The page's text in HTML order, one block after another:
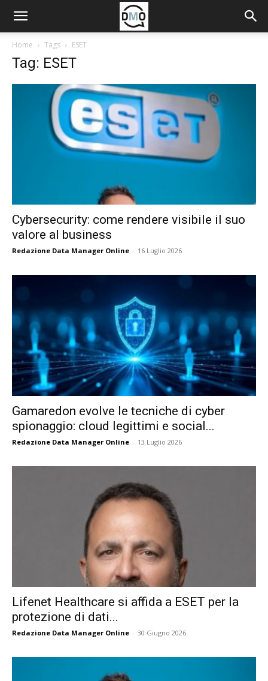
Home Tags ESET
Tag: ESET
Cybersecurity: come rendere visibile il suo
valore al business
Redazione Data Manager Online - 16 Luglio 2026
Gamaredon evolve le tecniche di cyber
spionaggio: cloud legittimi e social...
Redazione Data Manager Online - 13 Luglio 2026
Lifenet Healthcare si affida a ESET per la
protezione di dati...
Redazione Data Manager Online - 30 Giugno 2026